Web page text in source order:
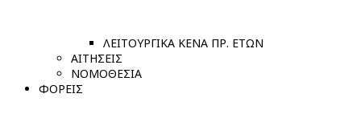
ΛΕΙΤΟΥΡΓΙΚΑ ΚΕΝΑ ΠΡ. ΕΤΩΝ
ΑΙΤΗΣΕΙΣ
ΝΟΜΟΘΕΣΙΑ
ΦΟΡΕΙΣ